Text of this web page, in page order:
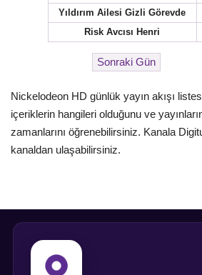
Yıldırım Ailesi Gizli Görevde
Risk Avcısı Henri
Nickelodeon HD günlük yayın akışı
içeriklerin hangileri olduğunu ve
zamanlarını öğrenebilirsiniz. Kanala
kanaldan ulaşabilirsiniz.